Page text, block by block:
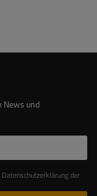
News und
zur Kenntnis genommen habe